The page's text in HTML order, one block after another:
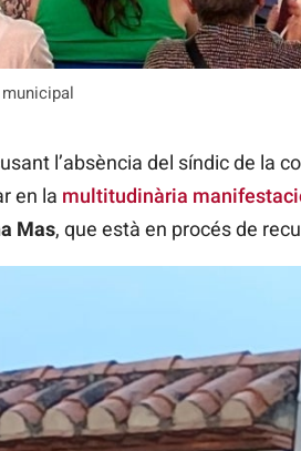
l’absència del síndic de la
en la multitudinària
Mas, que està en procés de